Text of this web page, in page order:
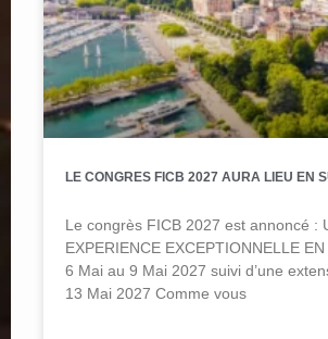
LE CONGRES FICB 2027 AURA LIEU EN
Le congrès FICB 2027 est annoncé :
EXPERIENCE EXCEPTIONNELLE
6 Mai au 9 Mai 2027 suivi d’une
13 Mai 2027 Comme vous